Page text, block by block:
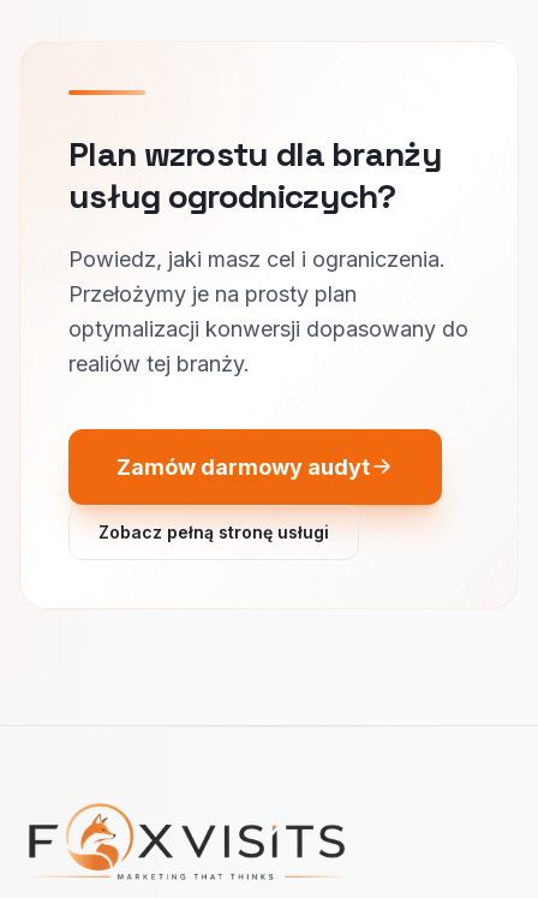
Plan wzrostu dla branży
usług ogrodniczych?
Powiedz, jaki masz cel i ograniczenia.
Przełożymy je na prosty plan
optymalizacji konwersji dopasowany do
realiów tej branży.
Zamów darmowy audyt
Zobacz pełną stronę usługi
Nawigacja w stopce